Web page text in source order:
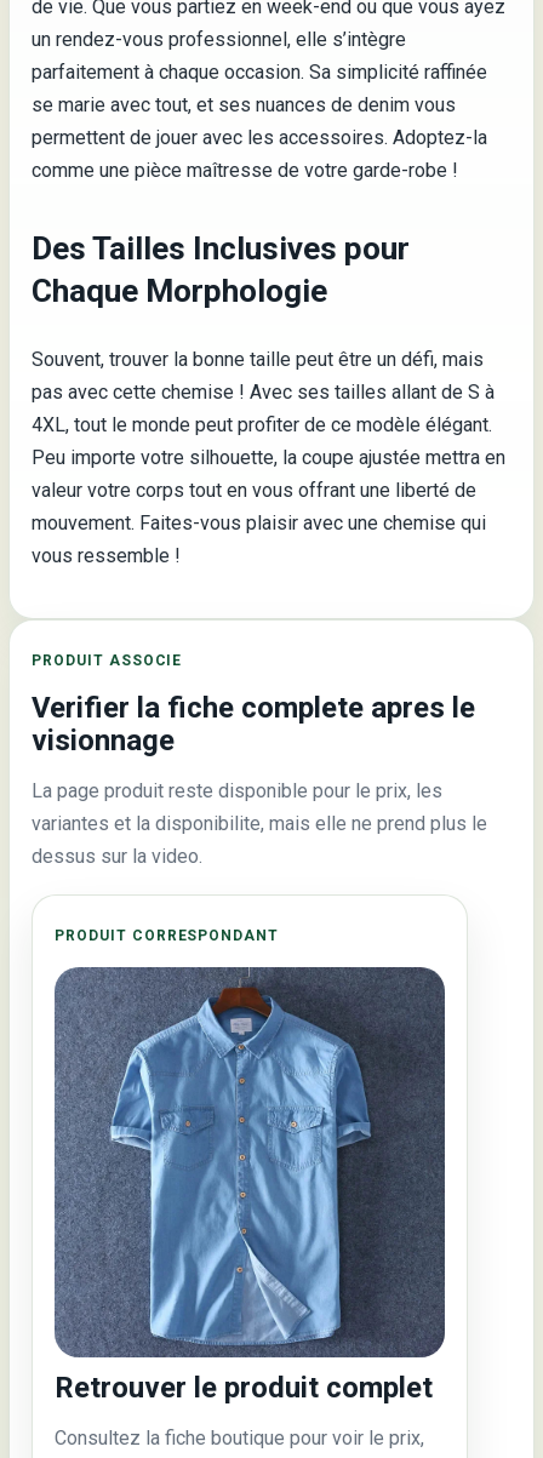
de vie. Que vous partiez en week-end ou que vous ayez
un rendez-vous professionnel, elle s’intègre
parfaitement à chaque occasion. Sa simplicité raffinée
se marie avec tout, et ses nuances de denim vous
permettent de jouer avec les accessoires. Adoptez-la
comme une pièce maîtresse de votre garde-robe !
Des Tailles Inclusives pour
Chaque Morphologie
Souvent, trouver la bonne taille peut être un défi, mais
pas avec cette chemise ! Avec ses tailles allant de S à
4XL, tout le monde peut profiter de ce modèle élégant.
Peu importe votre silhouette, la coupe ajustée mettra en
valeur votre corps tout en vous offrant une liberté de
mouvement. Faites-vous plaisir avec une chemise qui
vous ressemble !
PRODUIT ASSOCIE
Verifier la fiche complete apres le
visionnage
La page produit reste disponible pour le prix, les
variantes et la disponibilite, mais elle ne prend plus le
dessus sur la video.
PRODUIT CORRESPONDANT
Retrouver le produit complet
Consultez la fiche boutique pour voir le prix,